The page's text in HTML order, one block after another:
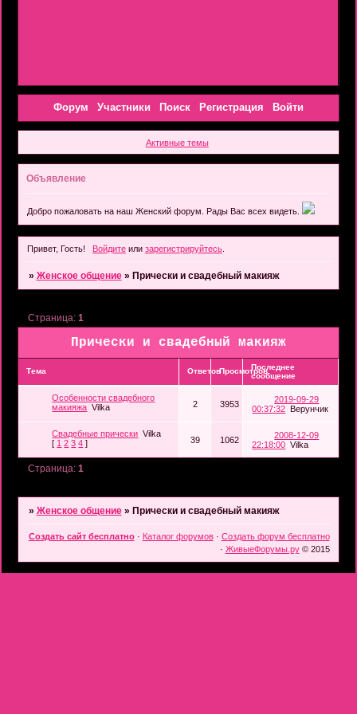
Форум Участники Поиск Регистрация Войти
Активные темы
Объявление
Добро пожаловать на наш Женский форум. Рады Вас всех видеть.
Привет, Гость! Войдитеили зарегистрируйтесь.
» Женское общение » Прически и свадебный макияж
Прически и свадебный макияж
Страница: 1
Тема ОтветовПросмотровПоследнее
сообщение
Особенности свадебного
макияжа Vilka 2 3953
2019-09-29
00:37:32 Верунчик
Свадебные прически Vilka
[ 1 2 3 4 ] 39 1062
2008-12-09
22:18:00 Vilka
Страница: 1
» Женское общение » Прически и свадебный макияж
Создать сайт бесплатно· Каталог форумов· Создать форум бесплатно
· ЖивыеФорумы.ру© 2015